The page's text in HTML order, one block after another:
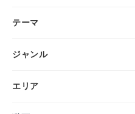
テーマ
ジャンル
エリア